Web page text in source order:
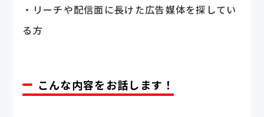
・リーチや配信面に長けた広告媒体を探してい
る方
こんな内容をお話します！